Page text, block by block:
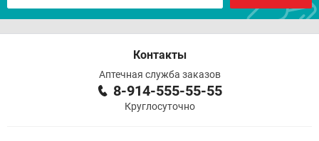
Контакты
Аптечная служба заказов
8-914-555-55-55
Круглосуточно